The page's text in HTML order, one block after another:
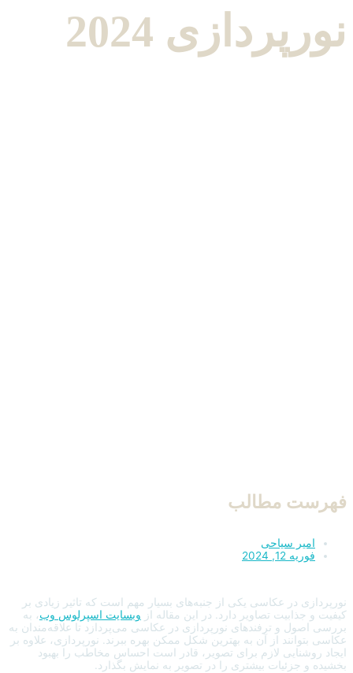
نورپردازی 2024
فهرست مطالب
امیر سیاحی
فوریه 12, 2024
نورپردازی در عکاسی یکی از جنبه‌های بسیار مهم است که تاثیر زیادی بر
کیفیت و جذابیت تصاویر دارد. در این مقاله از وبسایت اسپرلوس وب، به
بررسی اصول و ترفندهای نورپردازی در عکاسی می‌پردازد تا علاقه‌مندان به
عکاسی بتوانند از آن به بهترین شکل ممکن بهره ببرند. نورپردازی، علاوه بر
ایجاد روشنایی لازم برای تصویر، قادر است احساس مخاطب را بهبود
بخشیده و جزئیات بیشتری را در تصویر به نمایش بگذارد.